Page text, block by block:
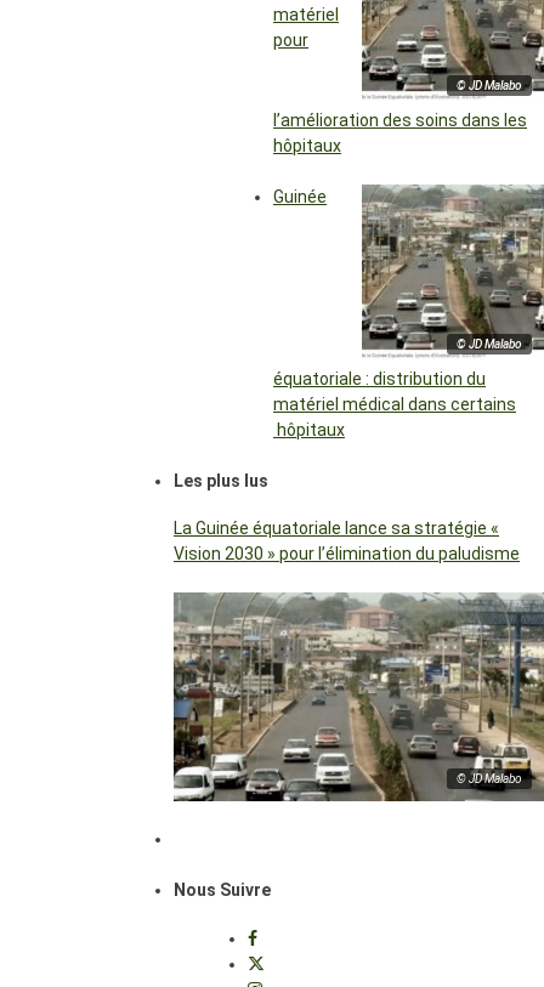
© JD Malabo
matériel
pour
l’amélioration des soins dans les
hôpitaux
© JD Malabo
Guinée
équatoriale : distribution du
matériel médical dans certains
hôpitaux
Les plus lus
La Guinée équatoriale lance sa stratégie «
Vision 2030 » pour l’élimination du paludisme
© JD Malabo
Nous Suivre